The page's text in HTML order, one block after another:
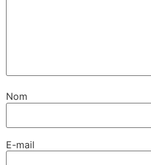
Nom
E-mail